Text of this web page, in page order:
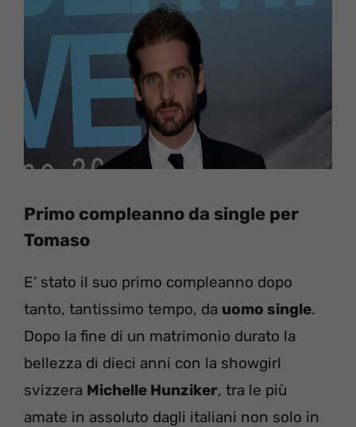
Primo compleanno da single per
Tomaso
E’ stato il suo primo compleanno dopo
tanto, tantissimo tempo, da uomo single.
Dopo la fine di un matrimonio durato la
bellezza di dieci anni con la showgirl
svizzera Michelle Hunziker, tra le più
amate in assoluto dagli italiani non solo in